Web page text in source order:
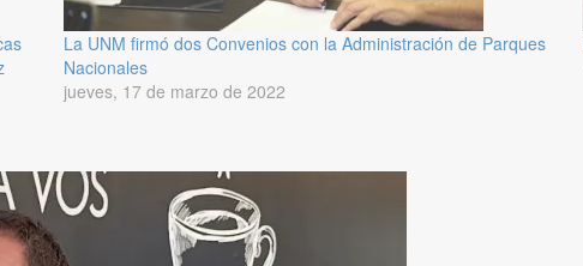
La UNM firmó dos Convenios con la Administración de Parques
Nacionales
jueves, 17 de marzo de 2022